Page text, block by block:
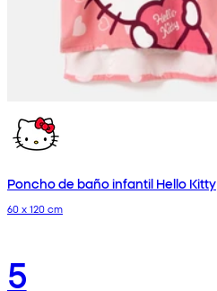
Poncho de baño infantil Hello Kitty
60 x 120 cm
5